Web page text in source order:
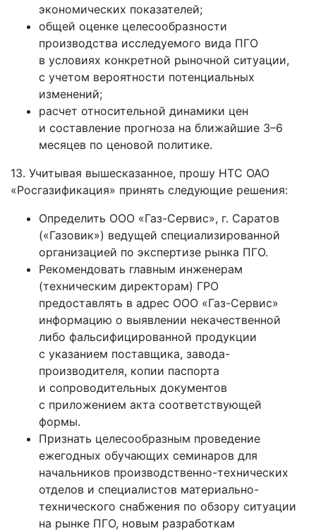
экономических показателей;
общей оценке целесообразности
производства исследуемого вида ПГО
в условиях конкретной рыночной ситуации,
с учетом вероятности потенциальных
изменений;
расчет относительной динамики цен
и составление прогноза на ближайшие 3–6
месяцев по ценовой политике.
13. Учитывая вышесказанное, прошу НТС ОАО
«Росгазификация» принять следующие решения:
Определить ООО «Газ-Сервис», г. Саратов
(«Газовик») ведущей специализированной
организацией по экспертизе рынка ПГО.
Рекомендовать главным инженерам
(техническим директорам) ГРО
предоставлять в адрес ООО «Газ-Сервис»
информацию о выявлении некачественной
либо фальсифицированной продукции
с указанием поставщика, завода-
производителя, копии паспорта
и сопроводительных документов
с приложением акта соответствующей
формы.
Признать целесообразным проведение
ежегодных обучающих семинаров для
начальников производственно-технических
отделов и специалистов материально-
технического снабжения по обзору ситуации
на рынке ПГО, новым разработкам